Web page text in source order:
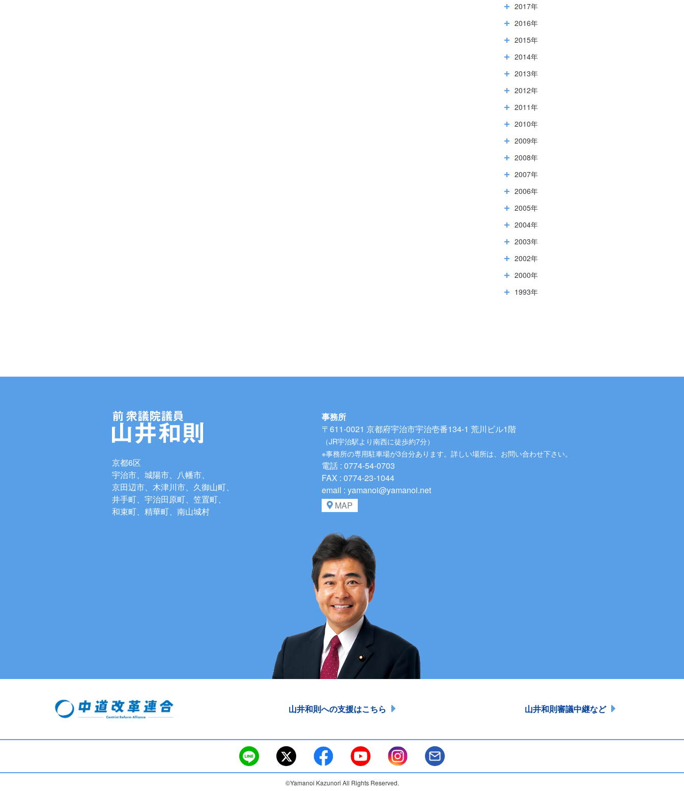
2017年
2016年
2015年
2014年
2013年
2012年
2011年
2010年
2009年
2008年
2007年
2006年
2005年
2004年
2003年
2002年
2000年
1993年
京都6区
宇治市、城陽市、八幡市、
京田辺市、木津川市、久御山町、
井手町、宇治田原町、笠置町、
和束町、精華町、南山城村
事務所
〒611-0021 京都府宇治市宇治壱番134-1 荒川ビル1階
（JR宇治駅より南西に徒歩約7分）
※事務所の専用駐車場が3台分あります。 詳しい場所は、お問い合わせ下さい。
電話 : 0774-54-0703
FAX : 0774-23-1044
email : yamanoi@yamanoi.net
MAP
山井和則への支援はこちら 山井和則審議中継など
©Yamanoi Kazunori All Rights Reserved.